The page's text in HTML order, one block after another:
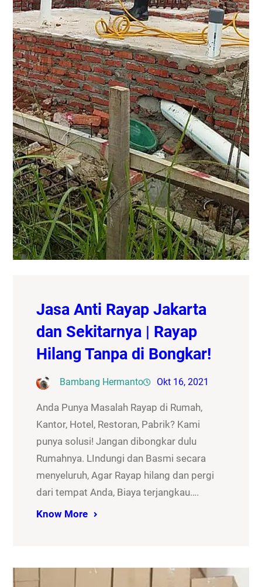
Jasa Anti Rayap Jakarta
dan Sekitarnya | Rayap
Hilang Tanpa di Bongkar!
Bambang Hermanto Okt 16, 2021
Anda Punya Masalah Rayap di Rumah,
Kantor, Hotel, Restoran, Pabrik? Kami
punya solusi! Jangan dibongkar dulu
Rumahnya. LIndungi dan Basmi secara
menyeluruh, Agar Rayap hilang dan pergi
dari tempat Anda, Biaya terjangkau….
Know More